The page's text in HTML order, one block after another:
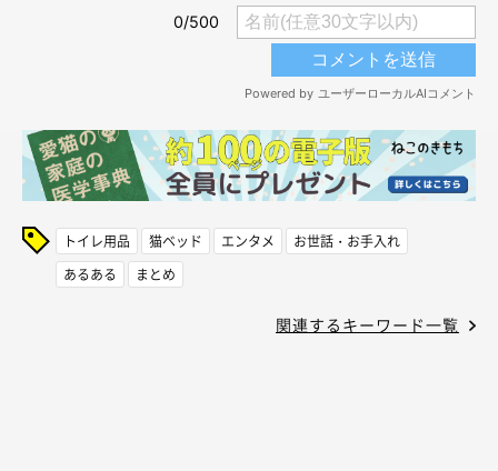
トイレ用品 猫ベッド エンタメ
お世話・お手入れ
あるある
まとめ
関連するキーワード一覧